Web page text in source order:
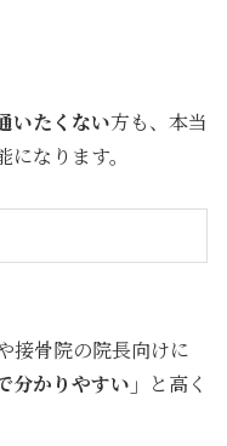
いたくない方も、本当
なります。
接骨院の院長向けに
分かりやすい」 と高く